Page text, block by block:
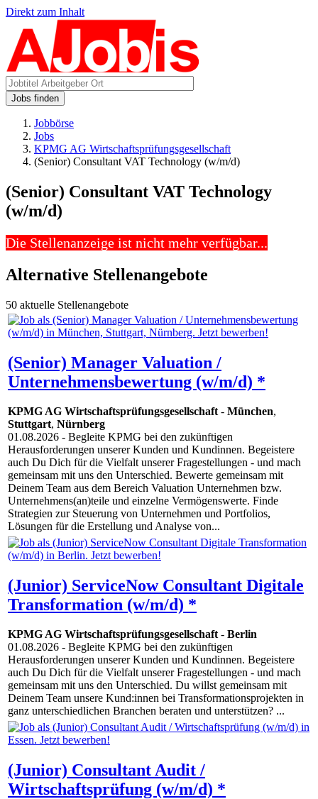
Direkt zum Inhalt
Jobs finden
Jobbörse
Jobs
KPMG AG Wirtschaftsprüfungsgesellschaft
(Senior) Consultant VAT Technology (w/m/d)
(Senior) Consultant VAT Technology
(w/m/d)
Die Stellenanzeige ist nicht mehr verfügbar...
Alternative Stellenangebote
50 aktuelle Stellenangebote
(Senior) Manager Valuation /
Unternehmensbewertung (w/m/d) *
KPMG AG Wirtschaftsprüfungsgesellschaft- München,
Stuttgart, Nürnberg
01.08.2026 - Begleite KPMG bei den zukünftigen
Herausforderungen unserer Kunden und Kundinnen. Begeistere
auch Du Dich für die Vielfalt unserer Fragestellungen - und mach
gemeinsam mit uns den Unterschied. Bewerte gemeinsam mit
Deinem Team aus dem Bereich Valuation Unternehmen bzw.
Unternehmens(an)teile und einzelne Vermögenswerte. Finde
Strategien zur Steuerung von Unternehmen und Portfolios,
Lösungen für die Erstellung und Analyse von...
(Junior) ServiceNow Consultant Digitale
Transformation (w/m/d) *
KPMG AG Wirtschaftsprüfungsgesellschaft- Berlin
01.08.2026 - Begleite KPMG bei den zukünftigen
Herausforderungen unserer Kunden und Kundinnen. Begeistere
auch Du Dich für die Vielfalt unserer Fragestellungen - und mach
gemeinsam mit uns den Unterschied. Du willst gemeinsam mit
Deinem Team unsere Kund:innen bei Transformationsprojekten in
ganz unterschiedlichen Branchen beraten und unterstützen? ...
(Junior) Consultant Audit /
Wirtschaftsprüfung (w/m/d) *